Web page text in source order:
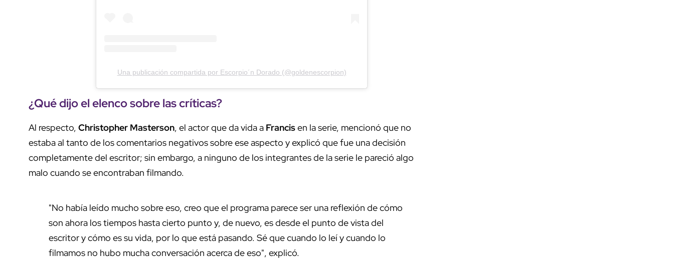
Una publicación compartida por Escorpio´n Dorado (@goldenescorpion)
¿Qué dijo el elenco sobre las críticas?
Al respecto, Christopher Masterson, el actor que da vida a Francisen la serie, mencionó que no
estaba al tanto de los comentarios negativos sobre ese aspecto y explicó que fue una decisión
completamente del escritor; sin embargo, a ninguno de los integrantes de la serie le pareció algo
malo cuando se encontraban filmando.
"No había leído mucho sobre eso, creo que el programa parece ser una reflexión de cómo
son ahora los tiempos hasta cierto punto y, de nuevo, es desde el punto de vista del
escritor y cómo es su vida, por lo que está pasando. Sé que cuando lo leí y cuando lo
filmamos no hubo mucha conversación acerca de eso", explicó.